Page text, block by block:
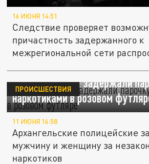
16 ИЮНЯ 14:51
Следствие проверяет
причастность задержанного к
межрегиональной сети
В Архангельске задержали
наркотиками в розовом
ПРОИСШЕСТВИЯ
11 ИЮНЯ 16:58
Архангельские полицейские
мужчину и женщину за
наркотиков